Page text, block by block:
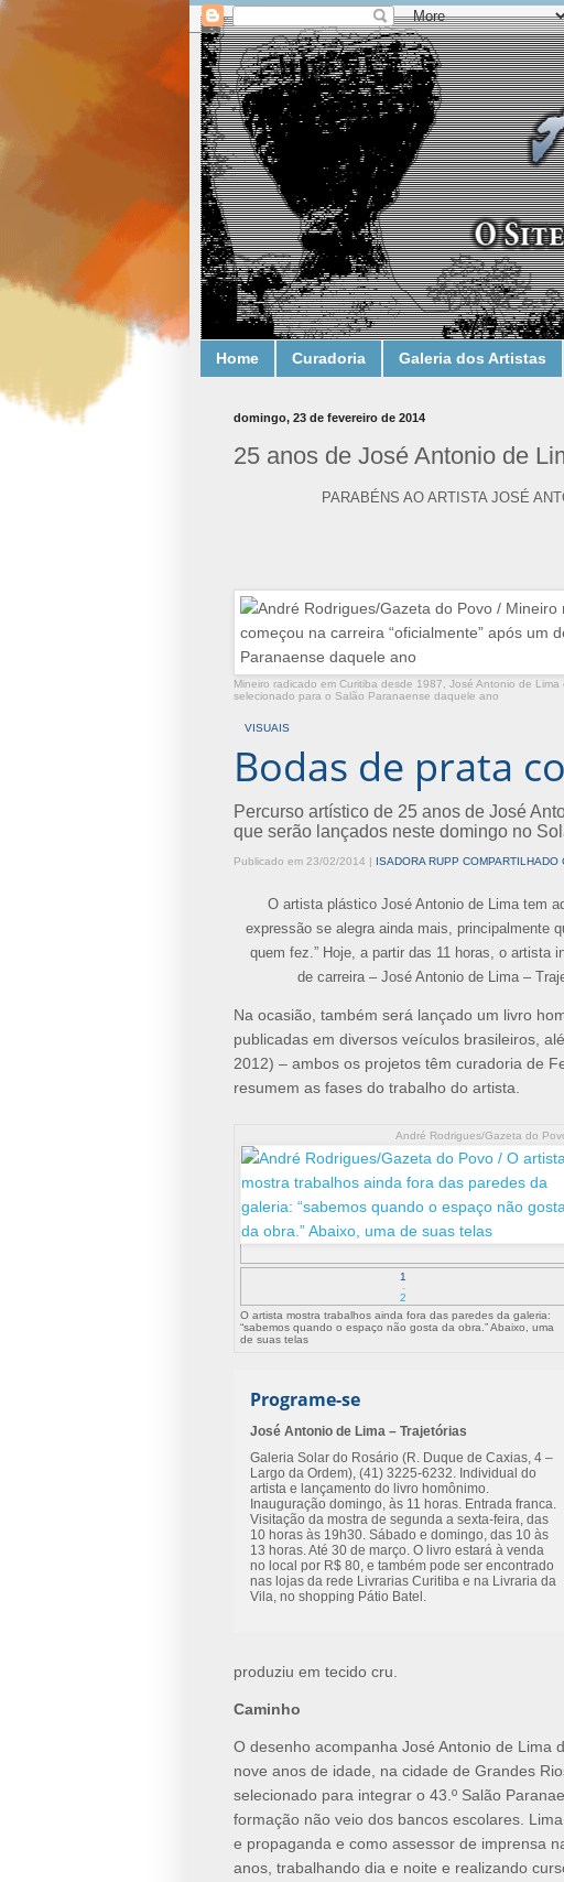
Home Curadoria Galeria dos Artistas
domingo, 23 de fevereiro de 2014
25 anos de José Antonio de
PARABÉNS AO ARTISTA JOSÉ
Mineiro radicado em Curitiba desde 1987, José Antonio de
selecionado para o Salão Paranaense daquele ano
VISUAIS
Bodas de prata
Percurso artístico de 25 anos de José
que serão lançados neste domingo no
Publicado em 23/02/2014 ISADORA RUPP
O artista plástico José Antonio de Lima tem
expressão se alegra ainda mais, principalmente
quem fez.” Hoje, a partir das 11 horas, o artista
de carreira – José Antonio de Lima –
Na ocasião, também será lançado um livro
publicadas em diversos veículos brasileiros,
2012) – ambos os projetos têm curadoria de
resumem as fases do trabalho do artista.
André Rodrigues/Gazeta do
1
-
2
O artista mostra trabalhos ainda fora das paredes da galeria:
“sabemos quando o espaço não gosta da obra.” Abaixo, uma
de suas telas
Programe-se
José Antonio de Lima – Trajetórias
Galeria Solar do Rosário (R. Duque de Caxias, 4 –
Largo da Ordem), (41) 3225-6232. Individual do
artista e lançamento do livro homônimo.
Inauguração domingo, às 11 horas. Entrada franca.
Visitação da mostra de segunda a sexta-feira, das
10 horas às 19h30. Sábado e domingo, das 10 às
13 horas. Até 30 de março. O livro estará à venda
no local por R$ 80, e também pode ser encontrado
nas lojas da rede Livrarias Curitiba e na Livraria da
Vila, no shopping Pátio Batel.
produziu em tecido cru.
Caminho
O desenho acompanha José Antonio de Lima
nove anos de idade, na cidade de Grandes
selecionado para integrar o 43.º Salão
formação não veio dos bancos escolares.
e propaganda e como assessor de imprensa
anos, trabalhando dia e noite e realizando